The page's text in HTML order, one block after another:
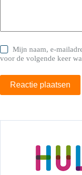
Mijn naam, e-
voor de volgende keer
Reactie plaatsen